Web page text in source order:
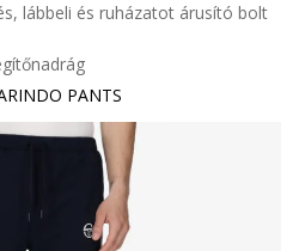
lábbeli és ruházatot árusító bolt
PANTS